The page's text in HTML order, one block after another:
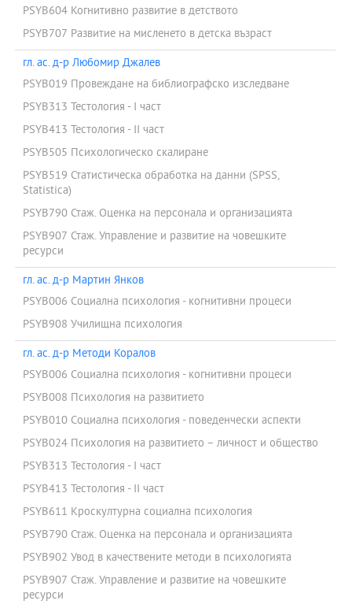
PSYB604 Когнитивно развитие в детството
PSYB707 Развитие на мисленето в детска възраст
гл. ас. д-р Любомир Джалев
PSYB019 Провеждане на библиографско изследване
PSYB313 Тестология - I част
PSYB413 Тестология - II част
PSYB505 Психологическо скалиране
PSYB519 Статистическа обработка на данни (SPSS,
Statistica)
PSYB790 Стаж. Оценка на персонала и организацията
PSYB907 Стаж. Управление и развитие на човешките
ресурси
гл. ас. д-р Мартин Янков
PSYB006 Социална психология - когнитивни процеси
PSYB908 Училищна психология
гл. ас. д-р Методи Коралов
PSYB006 Социална психология - когнитивни процеси
PSYB008 Психология на развитието
PSYB010 Социална психология - поведенчески аспекти
PSYB024 Психология на развитието – личност и общество
PSYB313 Тестология - I част
PSYB413 Тестология - II част
PSYB611 Кроскултурна социална психология
PSYB790 Стаж. Оценка на персонала и организацията
PSYB902 Увод в качествените методи в психологията
PSYB907 Стаж. Управление и развитие на човешките
ресурси